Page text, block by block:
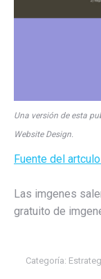
Una versión de esta
Website Design.
Fuente del
Las imgenes
gratuito de
Categoría: